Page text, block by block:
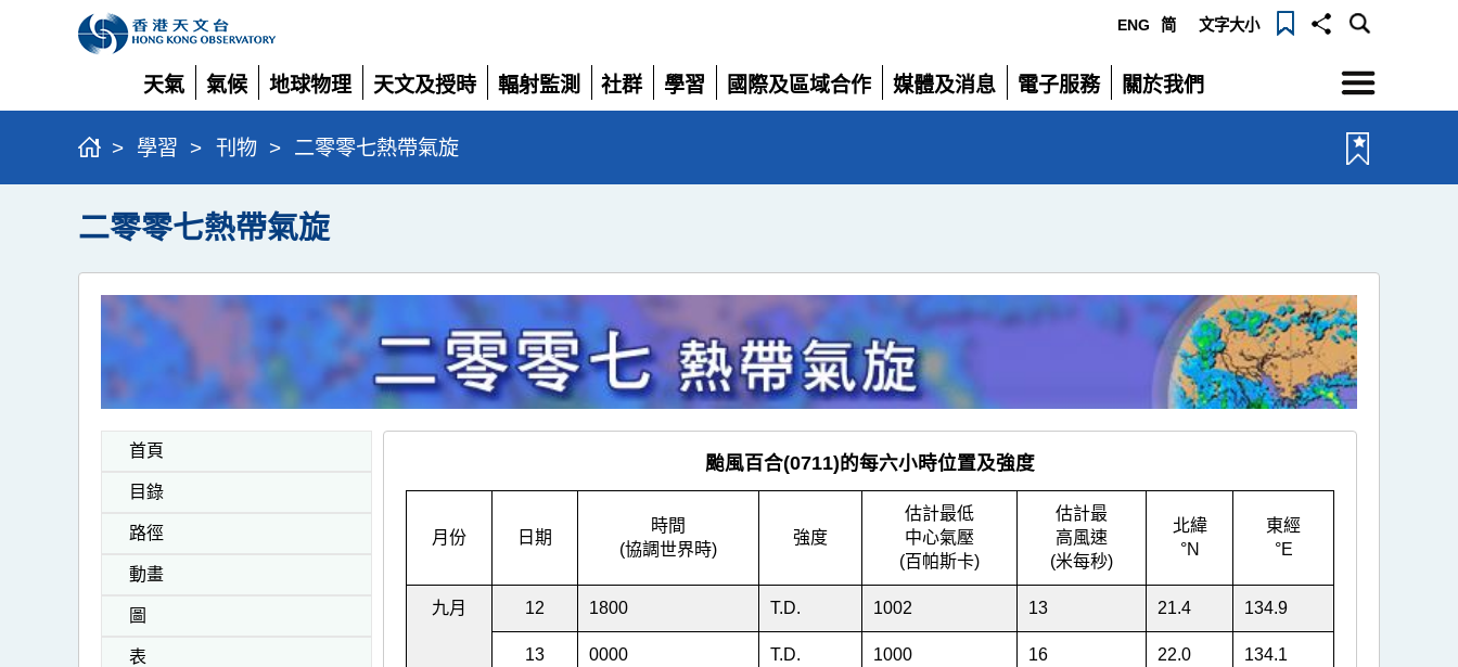
ENG 简 文字大小
天氣
展
開
氣候
展
開
地球物理
展
開
天文及授時
展
開
輻射監測
展
社群
展
學習
展
國際及區域合作
展
媒體及消息
展
電子服務
展
關於我們
展
選
單
> 學習 > 刊物 > 二零零七熱帶氣旋
二零零七熱帶氣旋
首頁
目錄
路徑
動畫
圖
表
颱風百合(0711)的每六小時位置及強度
月份 日期
時間
(協調世界時)
強度
估計最低
中心氣壓
(百帕斯卡)
估計最
高風速
(米每秒)
北緯
°N
東經
°E
九月 12 1800 T.D. 1002 13 21.4 134.9
13 0000 T.D. 1000 16 22.0 134.1